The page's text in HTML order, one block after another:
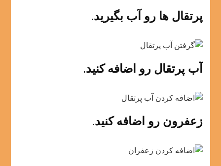
پرتقال ها رو آب بگیرید.
آب پرتقال رو اضافه کنید.
زعفرون رو اضافه کنید.